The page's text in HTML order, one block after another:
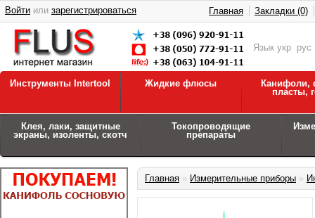
Язык укр рус
Войти или зарегистрироваться Главная Закладки (0)
Инструменты Intertool Жидкие флюсы
Канифоли,
пласты,
Клея, лаки, защитные
экраны, изоленты, скотч
Токопроводящие
препараты
Главная » Измерительные приборы »